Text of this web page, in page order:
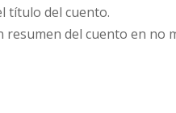
título del cuento.
resumen del cuento en no